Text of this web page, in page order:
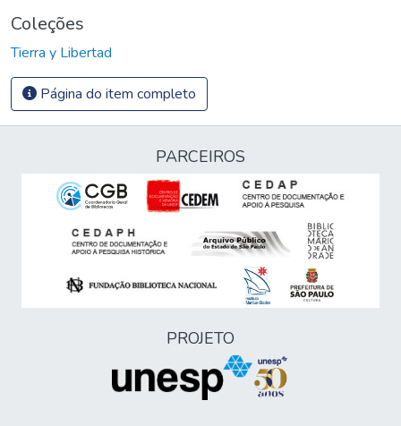
Coleções
Tierra y Libertad
Página do item completo
PARCEIROS
PROJETO